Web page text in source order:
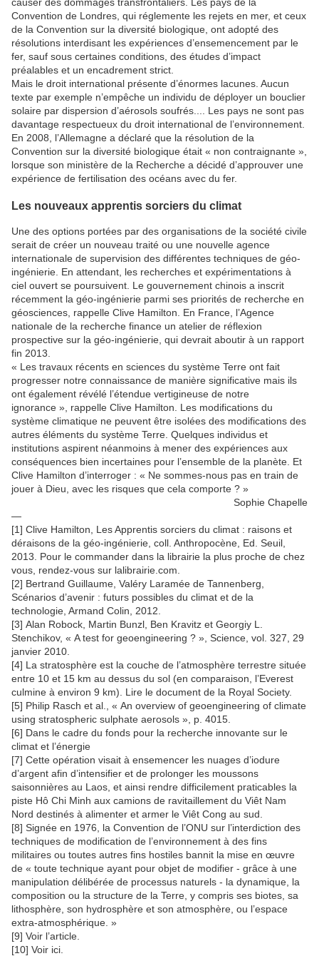
Convention de Londres, qui réglemente les rejets en mer, et ceux
de la Convention sur la diversité biologique, ont adopté des
résolutions interdisant les expériences d’ensemencement par le
fer, sauf sous certaines conditions, des études d’impact
préalables et un encadrement strict.
Mais le droit international présente d’énormes lacunes. Aucun
texte par exemple n’empêche un individu de déployer un bouclier
solaire par dispersion d’aérosols soufrés.... Les pays ne sont pas
davantage respectueux du droit international de l’environnement.
En 2008, l’Allemagne a déclaré que la résolution de la
Convention sur la diversité biologique était « non contraignante »,
lorsque son ministère de la Recherche a décidé d’approuver une
expérience de fertilisation des océans avec du fer.
Les nouveaux apprentis sorciers du climat
Une des options portées par des organisations de la société civile
serait de créer un nouveau traité ou une nouvelle agence
internationale de supervision des différentes techniques de géo-
ingénierie. En attendant, les recherches et expérimentations à
ciel ouvert se poursuivent. Le gouvernement chinois a inscrit
récemment la géo-ingénierie parmi ses priorités de recherche en
géosciences, rappelle Clive Hamilton. En France, l’Agence
nationale de la recherche finance un atelier de réflexion
prospective sur la géo-ingénierie, qui devrait aboutir à un rapport
fin 2013.
« Les travaux récents en sciences du système Terre ont fait
progresser notre connaissance de manière significative mais ils
ont également révélé l’étendue vertigineuse de notre
ignorance », rappelle Clive Hamilton. Les modifications du
système climatique ne peuvent être isolées des modifications des
autres éléments du système Terre. Quelques individus et
institutions aspirent néanmoins à mener des expériences aux
conséquences bien incertaines pour l’ensemble de la planète. Et
Clive Hamilton d’interroger : « Ne sommes-nous pas en train de
jouer à Dieu, avec les risques que cela comporte ? »
Sophie Chapelle
—
[1] Clive Hamilton, Les Apprentis sorciers du climat : raisons et
déraisons de la géo-ingénierie, coll. Anthropocène, Ed. Seuil,
2013. Pour le commander dans la librairie la plus proche de chez
vous, rendez-vous sur lalibrairie.com.
[2] Bertrand Guillaume, Valéry Laramée de Tannenberg,
Scénarios d’avenir : futurs possibles du climat et de la
technologie, Armand Colin, 2012.
[3] Alan Robock, Martin Bunzl, Ben Kravitz et Georgiy L.
Stenchikov, « A test for geoengineering ? », Science, vol. 327, 29
janvier 2010.
[4] La stratosphère est la couche de l’atmosphère terrestre située
entre 10 et 15 km au dessus du sol (en comparaison, l’Everest
culmine à environ 9 km). Lire le document de la Royal Society.
[5] Philip Rasch et al., « An overview of geoengineering of climate
using stratospheric sulphate aerosols », p. 4015.
[6] Dans le cadre du fonds pour la recherche innovante sur le
climat et l’énergie
[7] Cette opération visait à ensemencer les nuages d’iodure
d’argent afin d’intensifier et de prolonger les moussons
saisonnières au Laos, et ainsi rendre difficilement praticables la
piste Hô Chi Minh aux camions de ravitaillement du Viêt Nam
Nord destinés à alimenter et armer le Viêt Cong au sud.
[8] Signée en 1976, la Convention de l’ONU sur l’interdiction des
techniques de modification de l’environnement à des fins
militaires ou toutes autres fins hostiles bannit la mise en œuvre
de « toute technique ayant pour objet de modifier - grâce à une
manipulation délibérée de processus naturels - la dynamique, la
composition ou la structure de la Terre, y compris ses biotes, sa
lithosphère, son hydrosphère et son atmosphère, ou l’espace
extra-atmosphérique. »
[9] Voir l’article.
[10] Voir ici.